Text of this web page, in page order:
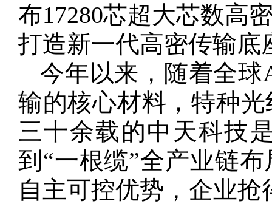
布17280芯超大芯数高
打造新一代高密传输底
今年以来，随着全
输的核心材料，特种
三十余载的中天科技
到“一根缆”全产业链
自主可控优势，企业